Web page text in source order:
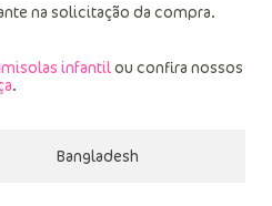
na solicitação da compra.
infantilou confira nossos
.
Bangladesh